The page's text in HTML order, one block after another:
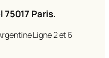
75017 Paris.
Ligne 2 et 6